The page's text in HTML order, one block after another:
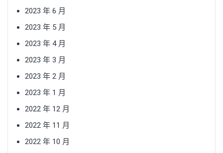
2023 年 6 月
2023 年 5 月
2023 年 4 月
2023 年 3 月
2023 年 2 月
2023 年 1 月
2022 年 12 月
2022 年 11 月
2022 年 10 月